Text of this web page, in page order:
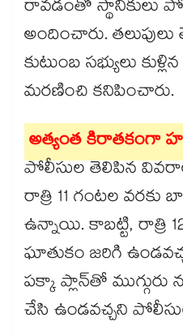
రావడంతో స్థానికులు
అందించారు.
కుటుంబ సభ్యులు
మరణించి కనిపించారు.
అత్యంత కిరాతకంగా
పోలీసుల తెలిపిన
రాత్రి 11 గంటల వరకు
ఉన్నాయి. కాబట్టి, రాత్రి
ఘాతుకం జరిగి
పక్కా ప్లాన్​తో ముగ్గురు
చేసి ఉండవచ్చని